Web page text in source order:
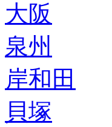
大阪
泉州
岸和田
貝塚